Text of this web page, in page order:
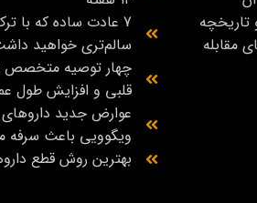
تاریخچه
مقابله
7 عادت ساده که با
سالم‌تری خواهید
چهار توصیه متخصص
قلبی و افزایش طول
عوارض جدید داروهای
ویگوویی باعث سرفه
بهترین روش قطع